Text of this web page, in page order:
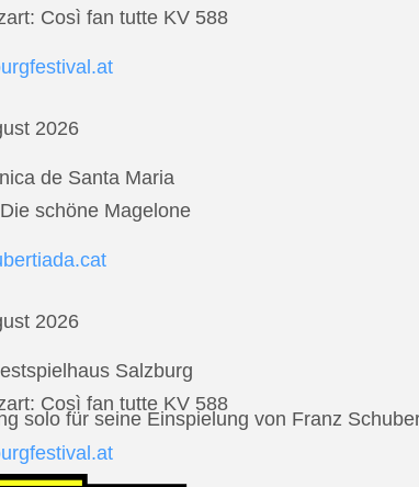
Così fan tutte KV 588
2026
de Santa Maria
schöne Magelone
2026
Salzburg
Così fan tutte KV 588
solo für seine Einspielung von Franz